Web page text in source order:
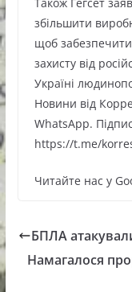
збільшити
щоб забезпечити
захисту від
Україні
Новини від
WhatsApp.
https://t.me/
Читайте нас у
БПЛА
Намагалося